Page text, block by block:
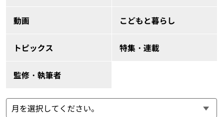
動画 こどもと暮らし
トピックス 特集・連載
監修・執筆者